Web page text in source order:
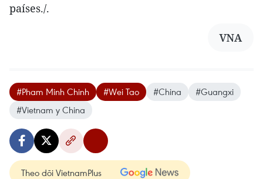
países./.
VNA
#Pham Minh Chinh #Wei Tao #China
#Guangxi
#Vietnam y China
Theo dõi VietnamPlus